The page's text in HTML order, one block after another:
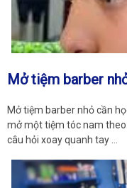
Mở tiệm barber
Mở tiệm barber nhỏ cần
mở một tiệm tóc nam theo
câu hỏi xoay quanh tay …